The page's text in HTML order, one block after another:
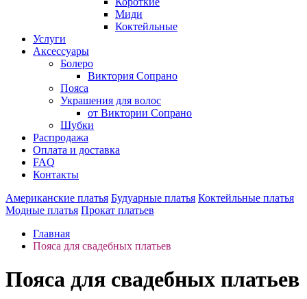
Миди
Коктейльные
Услуги
Аксессуары
Болеро
Виктория Сопрано
Пояса
Украшения для волос
от Виктории Сопрано
Шубки
Распродажа
Оплата и доставка
FAQ
Контакты
Американские платья Будуарные платья Коктейльные платья
Модные платья Прокат платьев
Главная
Пояса для свадебных платьев
Пояса для свадебных платьев